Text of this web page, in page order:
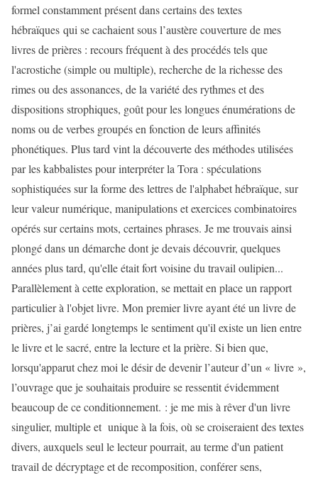
formel constamment présent dans certains des textes
hébraïques qui se cachaient sous l’austère couverture de mes
livres de prières : recours fréquent à des procédés tels que
l'acrostiche (simple ou multiple), recherche de la richesse des
rimes ou des assonances, de la variété des rythmes et des
dispositions strophiques, goût pour les longues énumérations de
noms ou de verbes groupés en fonction de leurs affinités
phonétiques. Plus tard vint la découverte des méthodes utilisées
par les kabbalistes pour interpréter la Tora : spéculations
sophistiquées sur la forme des lettres de l'alphabet hébraïque, sur
leur valeur numérique, manipulations et exercices combinatoires
opérés sur certains mots, certaines phrases. Je me trouvais ainsi
plongé dans un démarche dont je devais découvrir, quelques
années plus tard, qu'elle était fort voisine du travail oulipien...
Parallèlement à cette exploration, se mettait en place un rapport
particulier à l'objet livre. Mon premier livre ayant été un livre de
prières, j’ai gardé longtemps le sentiment qu'il existe un lien entre
le livre et le sacré, entre la lecture et la prière. Si bien que,
lorsqu'apparut chez moi le désir de devenir l’auteur d’un « livre »,
l’ouvrage que je souhaitais produire se ressentit évidemment
beaucoup de ce conditionnement. : je me mis à rêver d'un livre
singulier, multiple et unique à la fois, où se croiseraient des textes
divers, auxquels seul le lecteur pourrait, au terme d'un patient
travail de décryptage et de recomposition, conférer sens,